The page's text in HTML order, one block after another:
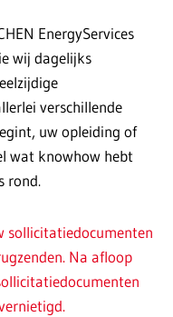
EnergyServices
wij dagelijks
verschillende
uw opleiding of
wat knowhow hebt
rond.
sollicitatiedocumenten
Na afloop